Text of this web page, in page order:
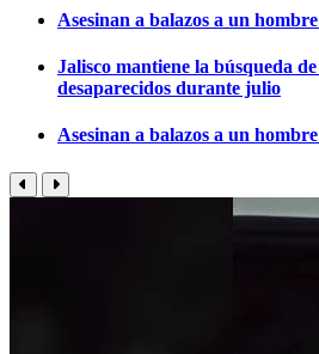
Asesinan a balazos a un
Jalisco mantiene la búsqueda de
desaparecidos durante julio
Asesinan a balazos a un